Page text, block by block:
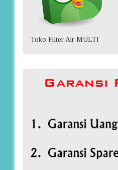
Toko Filter Air MULTI